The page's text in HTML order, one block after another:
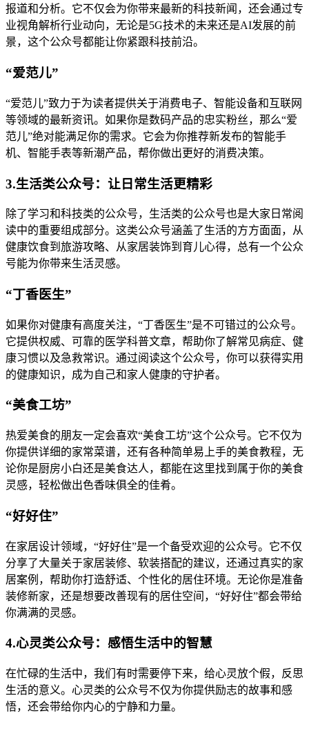
报道和分析。它不仅会为你带来最新的科技新闻，还会通过专
业视角解析行业动向，无论是5G技术的未来还是AI发展的前
景，这个公众号都能让你紧跟科技前沿。
“爱范儿”
“爱范儿”致力于为读者提供关于消费电子、智能设备和互联网
等领域的最新资讯。如果你是数码产品的忠实粉丝，那么“爱
范儿”绝对能满足你的需求。它会为你推荐新发布的智能手
机、智能手表等新潮产品，帮你做出更好的消费决策。
3.生活类公众号：让日常生活更精彩
除了学习和科技类的公众号，生活类的公众号也是大家日常阅
读中的重要组成部分。这类公众号涵盖了生活的方方面面，从
健康饮食到旅游攻略、从家居装饰到育儿心得，总有一个公众
号能为你带来生活灵感。
“丁香医生”
如果你对健康有高度关注，“丁香医生”是不可错过的公众号。
它提供权威、可靠的医学科普文章，帮助你了解常见病症、健
康习惯以及急救常识。通过阅读这个公众号，你可以获得实用
的健康知识，成为自己和家人健康的守护者。
“美食工坊”
热爱美食的朋友一定会喜欢“美食工坊”这个公众号。它不仅为
你提供详细的家常菜谱，还有各种简单易上手的美食教程，无
论你是厨房小白还是美食达人，都能在这里找到属于你的美食
灵感，轻松做出色香味俱全的佳肴。
“好好住”
在家居设计领域，“好好住”是一个备受欢迎的公众号。它不仅
分享了大量关于家居装修、软装搭配的建议，还通过真实的家
居案例，帮助你打造舒适、个性化的居住环境。无论你是准备
装修新家，还是想要改善现有的居住空间，“好好住”都会带给
你满满的灵感。
4.心灵类公众号：感悟生活中的智慧
在忙碌的生活中，我们有时需要停下来，给心灵放个假，反思
生活的意义。心灵类的公众号不仅为你提供励志的故事和感
悟，还会带给你内心的宁静和力量。